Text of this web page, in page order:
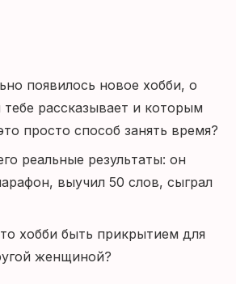
появилось новое хобби, о
рассказывает и которым
просто способ занять время?
реальные результаты: он
выучил 50 слов, сыграл
хобби быть прикрытием для
женщиной?